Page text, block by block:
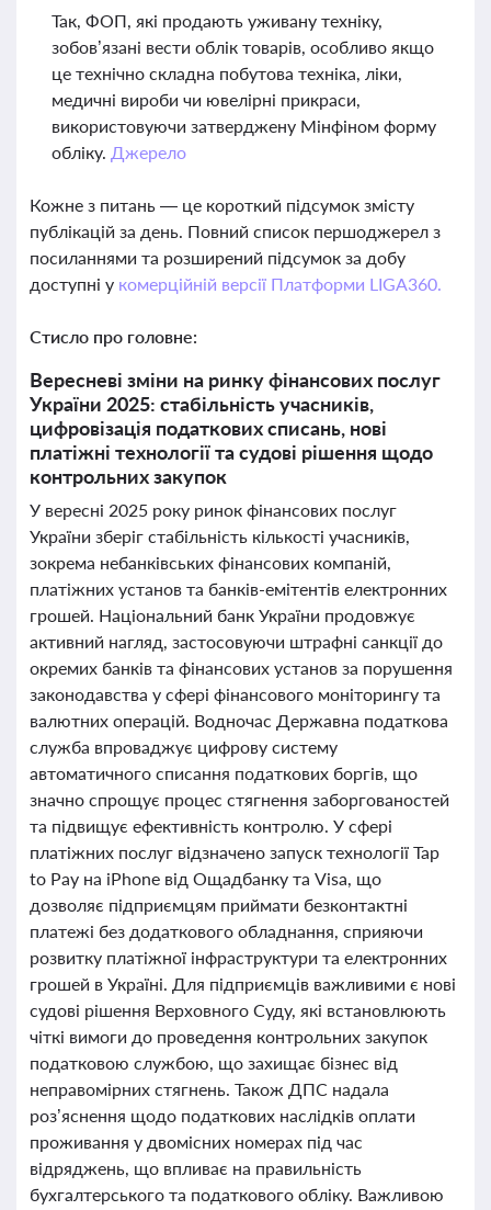
Так, ФОП, які продають уживану техніку,
зобов’язані вести облік товарів, особливо якщо
це технічно складна побутова техніка, ліки,
медичні вироби чи ювелірні прикраси,
використовуючи затверджену Мінфіном форму
обліку. Джерело
Кожне з питань — це короткий підсумок змісту
публікацій за день. Повний список першоджерел з
посиланнями та розширений підсумок за добу
доступні у комерційній версії Платформи LIGA360.
Стисло про головне:
Вересневі зміни на ринку фінансових послуг
України 2025: стабільність учасників,
цифровізація податкових списань, нові
платіжні технології та судові рішення щодо
контрольних закупок
У вересні 2025 року ринок фінансових послуг
України зберіг стабільність кількості учасників,
зокрема небанківських фінансових компаній,
платіжних установ та банків-емітентів електронних
грошей. Національний банк України продовжує
активний нагляд, застосовуючи штрафні санкції до
окремих банків та фінансових установ за порушення
законодавства у сфері фінансового моніторингу та
валютних операцій. Водночас Державна податкова
служба впроваджує цифрову систему
автоматичного списання податкових боргів, що
значно спрощує процес стягнення заборгованостей
та підвищує ефективність контролю. У сфері
платіжних послуг відзначено запуск технології Tap
to Pay на iPhone від Ощадбанку та Visa, що
дозволяє підприємцям приймати безконтактні
платежі без додаткового обладнання, сприяючи
розвитку платіжної інфраструктури та електронних
грошей в Україні. Для підприємців важливими є нові
судові рішення Верховного Суду, які встановлюють
чіткі вимоги до проведення контрольних закупок
податковою службою, що захищає бізнес від
неправомірних стягнень. Також ДПС надала
роз’яснення щодо податкових наслідків оплати
проживання у двомісних номерах під час
відряджень, що впливає на правильність
бухгалтерського та податкового обліку. Важливою